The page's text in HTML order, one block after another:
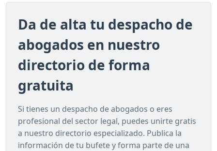
Da de alta tu despacho de
abogados en nuestro
directorio de forma
gratuita
Si tienes un despacho de abogados o eres
profesional del sector legal, puedes unirte gratis
a nuestro directorio especializado. Publica la
información de tu bufete y forma parte de una